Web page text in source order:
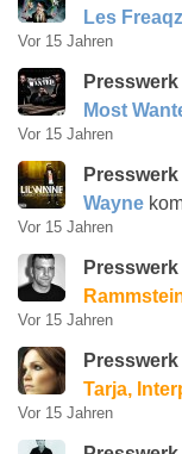
Les Freaqz
Vor 15 Jahren
Presswerk
Most
Vor 15 Jahren
Presswerk
Wayne
Vor 15 Jahren
Presswerk
Vor 15 Jahren
Presswerk
Tarja,
Vor 15 Jahren